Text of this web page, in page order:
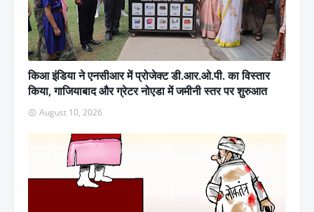
किआ इंडिया ने एनसीआर में प्रोजेक्ट डी.आर.ओ.पी. का विस्तार
किया, गाजियाबाद और ग्रेटर नोएडा में जमीनी स्तर पर शुरुआत
August 10, 2026